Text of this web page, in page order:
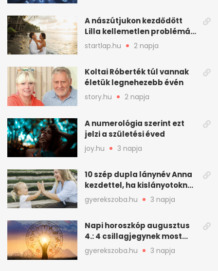
A nászútjukon kezdődött
Lilla kellemetlen problémája
- így mentették meg a
romantikus utazást
startlap.hu 2 napja
Koltai Róberték túl vannak
életük legnehezebb évén
story.hu 2 napja
A numerológia szerint ezt
jelzi a születési éved
joy.hu 3 napja
10 szép dupla lánynév Anna
kezdettel, ha kislányotoknak
kerestek nevet
gyerekszoba.hu 3 napja
Napi horoszkóp augusztus
4.: 4 csillagjegynek most
minden összejön
gyerekszoba.hu 3 napja